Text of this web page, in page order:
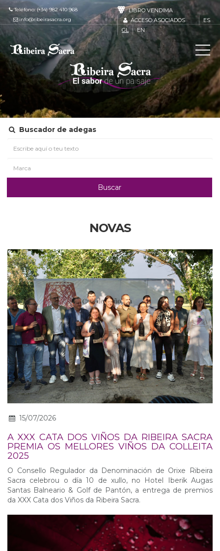
Teléfono: (+34) 982 410 968
info@ribeirasacra.org
LIBRO VENDIMA
ACCESO ASOCIADOS
ES
GL
EN
Buscador de adegas
Buscar
NOVAS
15/07/2026
A XXX CATA DOS VIÑOS DA RIBEIRA SACRA
PREMIA OS MELLORES VIÑOS DA COLLEITA
2025
O Consello Regulador da Denominación de Orixe Ribeira
Sacra celebrou o día 10 de xullo, no Hotel Iberik Augas
Santas Balneario & Golf de Pantón, a entrega de premios
da XXX Cata dos Viños da Ribeira Sacra.